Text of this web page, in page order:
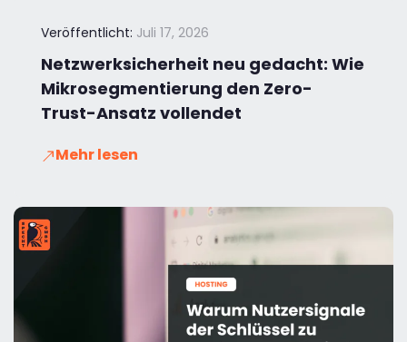
Veröffentlicht: Juli 17, 2026
Netzwerksicherheit neu gedacht: Wie
Mikrosegmentierung den Zero-
Trust-Ansatz vollendet
Mehr lesen